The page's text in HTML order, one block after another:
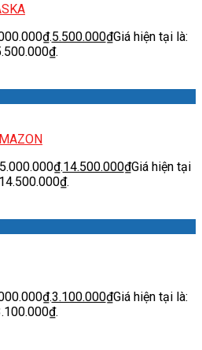
5.500.000₫Giá hiện tại là:
14.500.000₫Giá hiện tại
3.100.000₫Giá hiện tại là: